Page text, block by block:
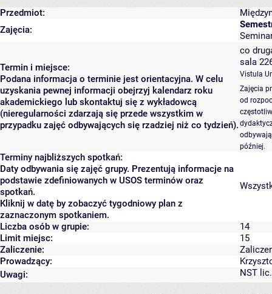
Przedmiot:
Zajęcia:
Termin i miejsce:
Podana informacja o terminie jest orientacyjna. W celu
uzyskania pewnej informacji obejrzyj kalendarz roku
akademickiego lub skontaktuj się z wykładowcą
(nieregularności zdarzają się przede wszystkim w
przypadku zajęć odbywających się rzadziej niż co tydzień).
co
sala
Vistula
Zajęcia
od
później.
Terminy najbliższych spotkań:
Daty odbywania się zajęć grupy. Prezentują informacje na
podstawie zdefiniowanych w USOS terminów oraz
spotkań.
Kliknij w datę by zobaczyć tygodniowy plan z
zaznaczonym spotkaniem.
Liczba osób w grupie:
14
Limit miejsc:
15
Zaliczenie:
Prowadzący:
Uwagi:
NST